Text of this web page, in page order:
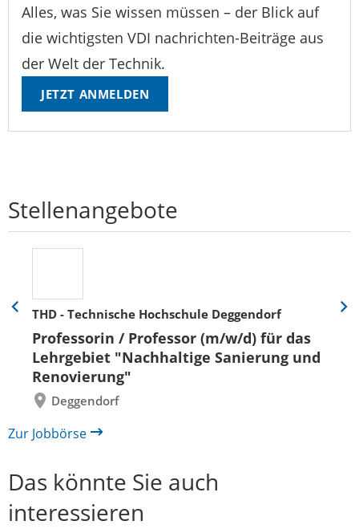
Alles, was Sie wissen müssen – der Blick auf
die wichtigsten VDI nachrichten-Beiträge aus
der Welt der Technik.
JETZT ANMELDEN
Stellenangebote
THD - Technische Hochschule Deggendorf
Professorin / Professor (m/w/d) für das
Lehrgebiet "Nachhaltige Sanierung und
Renovierung"
Deggendorf
Eine
zurück
Eine
Zur Jobbörse
Das könnte Sie auch
interessieren